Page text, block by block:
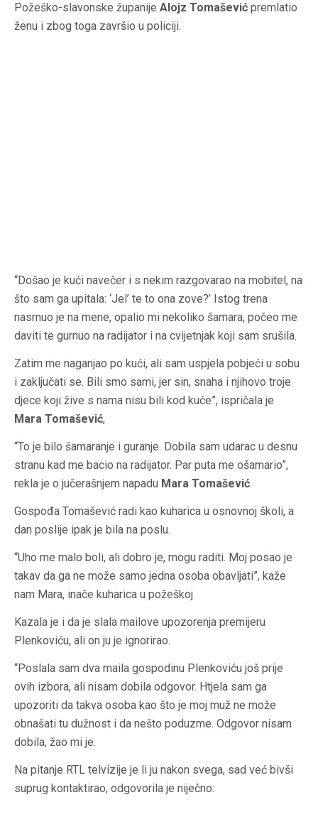
Požeško-slavonske županije Alojz Tomašević premlatio
ženu i zbog toga završio u policiji.
“Došao je kući navečer i s nekim razgovarao na mobitel, na
što sam ga upitala: ‘Jel’ te to ona zove?’ Istog trena
nasrnuo je na mene, opalio mi nekoliko šamara, počeo me
daviti te gurnuo na radijator i na cvijetnjak koji sam srušila.
Zatim me naganjao po kući, ali sam uspjela pobjeći u sobu
i zaključati se. Bili smo sami, jer sin, snaha i njihovo troje
djece koji žive s nama nisu bili kod kuće”, ispričala je
Mara Tomašević,
“To je bilo šamaranje i guranje. Dobila sam udarac u desnu
stranu kad me bacio na radijator. Par puta me ošamario”,
rekla je o jučerašnjem napadu Mara Tomašević.
Gospođa Tomašević radi kao kuharica u osnovnoj školi, a
dan poslije ipak je bila na poslu.
“Uho me malo boli, ali dobro je, mogu raditi. Moj posao je
takav da ga ne može samo jedna osoba obavljati”, kaže
nam Mara, inače kuharica u požeškoj
Kazala je i da je slala mailove upozorenja premijeru
Plenkoviću, ali on ju je ignorirao.
“Poslala sam dva maila gospodinu Plenkoviću još prije
ovih izbora, ali nisam dobila odgovor. Htjela sam ga
upozoriti da takva osoba kao što je moj muž ne može
obnašati tu dužnost i da nešto poduzme. Odgovor nisam
dobila, žao mi je.
Na pitanje RTL telvizije je li ju nakon svega, sad već bivši
suprug kontaktirao, odgovorila je niječno: